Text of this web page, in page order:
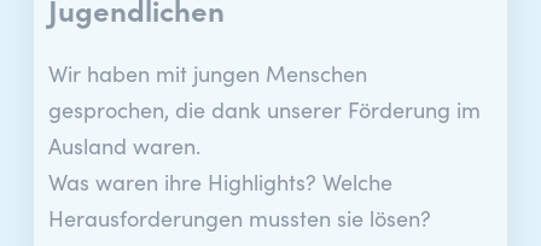
Jugendlichen
Wir haben mit jungen Menschen
gesprochen, die dank unserer Förderung im
Ausland waren.
Was waren ihre Highlights? Welche
Herausforderungen mussten sie lösen?